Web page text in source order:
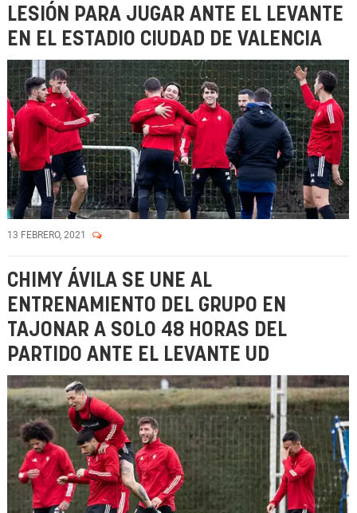
LESIÓN PARA JUGAR ANTE EL LEVANTE
EN EL ESTADIO CIUDAD DE VALENCIA
13 FEBRERO, 2021
CHIMY ÁVILA SE UNE AL
ENTRENAMIENTO DEL GRUPO EN
TAJONAR A SOLO 48 HORAS DEL
PARTIDO ANTE EL LEVANTE UD